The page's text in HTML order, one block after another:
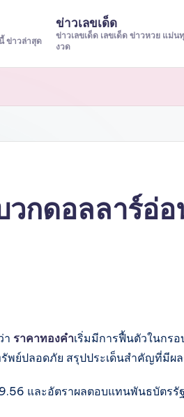
ข่าวล่าสุด
ข่าวเลขเด็ด
ข่าวเลขเด็ด เลขเด็ด ข่าวหวย แม่น
งวด
วกดอลลาร์อ่
า ราคาทองคำเริ่มมีการฟื้นตัวในกร
พย์ปลอดภัย สรุปประเด็นสำคัญที่มีผ
และอัตราผลตอบแทนพันธบัตร